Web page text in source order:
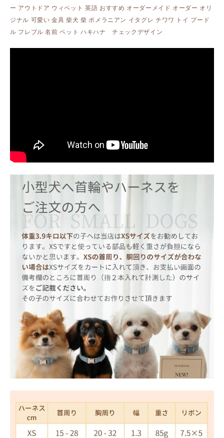
ー アウトドア ウィペット 英語 おすすめ オーダーメイド オーダー オリ
ジナル 可愛い 金具 柴犬 柴 ポメラニアン イタグレ チワワ トイ プード
ル フレブル 名前 ペット ハキハナ チェックデザイン